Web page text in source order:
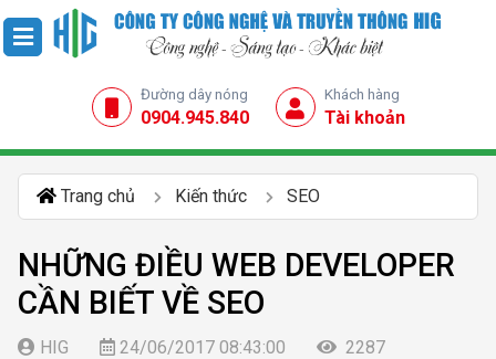
Đường dây nóng
0904.945.840
Khách hàng
Tài khoản
Trang chủ Kiến thức SEO
NHỮNG ĐIỀU WEB DEVELOPER
CẦN BIẾT VỀ SEO
HIG 24/06/2017 08:43:00
2287